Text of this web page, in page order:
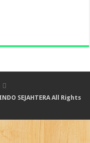
SEJAHTERA All Rights